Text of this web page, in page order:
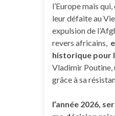
l’Europe mais
leur défaite au
expulsion de
revers africains,
historique pour
Vladimir Poutine,
grâce à sa
l’année 2026,